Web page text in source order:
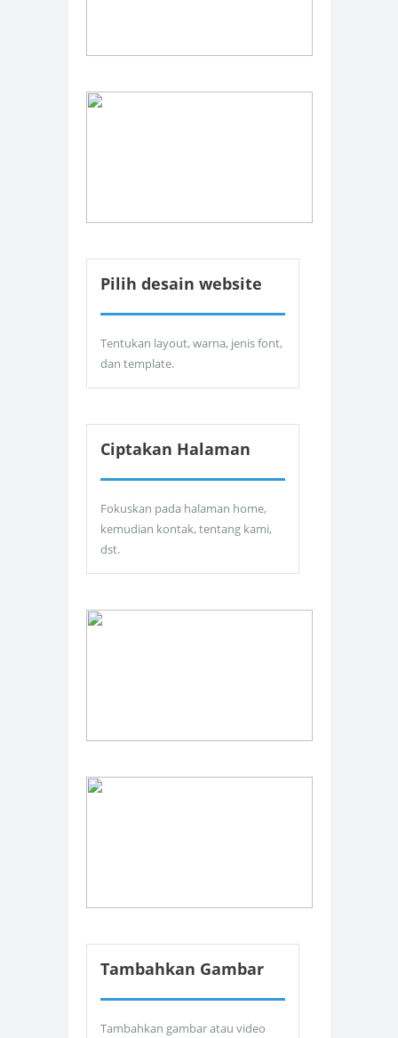
Pilih desain website
Tentukan layout, warna, jenis font,
dan template.
Ciptakan Halaman
Fokuskan pada halaman home,
kemudian kontak, tentang kami,
dst.
Tambahkan Gambar
Tambahkan gambar atau video